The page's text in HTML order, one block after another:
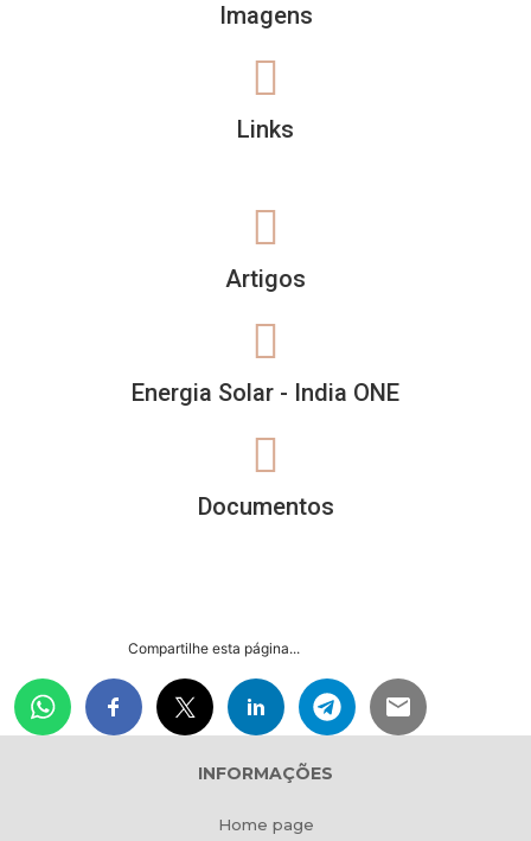
Imagens
Links
Artigos
Energia Solar - India ONE
Documentos
Compartilhe esta página...
INFORMAÇÕES
Home page